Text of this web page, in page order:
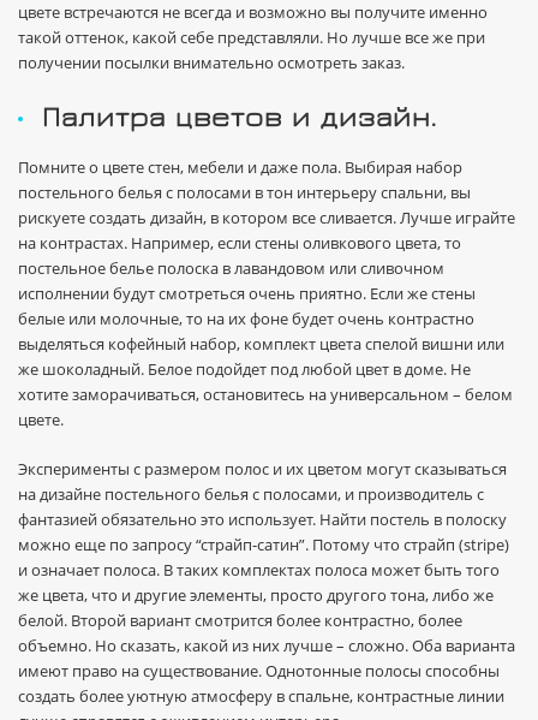
цвете встречаются не всегда и возможно вы получите именно
такой оттенок, какой себе представляли. Но лучше все же при
получении посылки внимательно осмотреть заказ.
Палитра цветов и дизайн.
Помните о цвете стен, мебели и даже пола. Выбирая набор
постельного белья с полосами в тон интерьеру спальни, вы
рискуете создать дизайн, в котором все сливается. Лучше играйте
на контрастах. Например, если стены оливкового цвета, то
постельное белье полоска в лавандовом или сливочном
исполнении будут смотреться очень приятно. Если же стены
белые или молочные, то на их фоне будет очень контрастно
выделяться кофейный набор, комплект цвета спелой вишни или
же шоколадный. Белое подойдет под любой цвет в доме. Не
хотите заморачиваться, остановитесь на универсальном – белом
цвете.
Эксперименты с размером полос и их цветом могут сказываться
на дизайне постельного белья с полосами, и производитель с
фантазией обязательно это использует. Найти постель в полоску
можно еще по запросу “страйп-сатин”. Потому что страйп (stripe)
и означает полоса. В таких комплектах полоса может быть того
же цвета, что и другие элементы, просто другого тона, либо же
белой. Второй вариант смотрится более контрастно, более
объемно. Но сказать, какой из них лучше – сложно. Оба варианта
имеют право на существование. Однотонные полосы способны
создать более уютную атмосферу в спальне, контрастные линии